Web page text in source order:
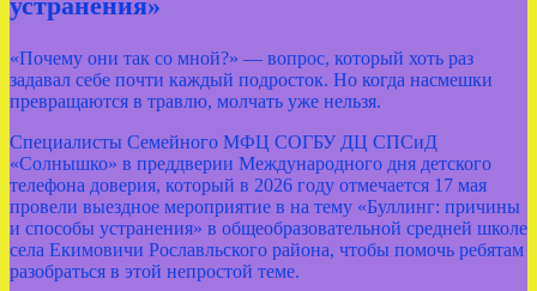
«Почему они так со мной?» — вопрос, который хоть раз
задавал себе почти каждый подросток. Но когда насмешки
превращаются в травлю, молчать уже нельзя.
Специалисты Семейного МФЦ СОГБУ ДЦ СПСиД
«Солнышко» в преддверии Международного дня детского
телефона доверия, который в 2026 году отмечается 17 мая
провели выездное мероприятие в на тему «Буллинг: причины
и способы устранения» в общеобразовательной средней школе
села Екимовичи Рославльского района, чтобы помочь ребятам
разобраться в этой непростой теме.